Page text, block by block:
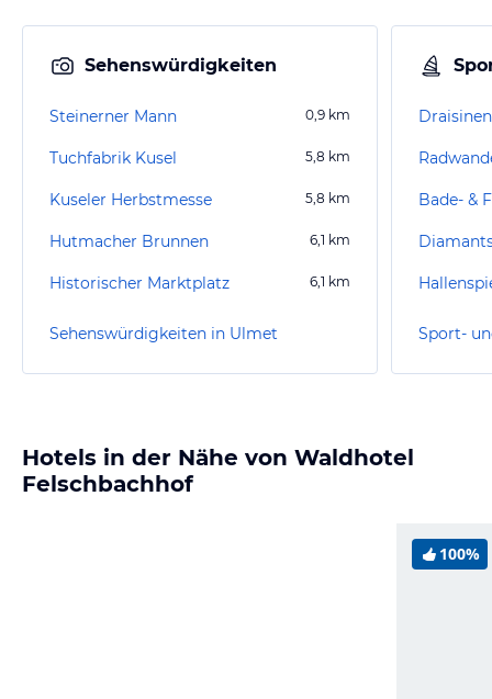
Sehenswürdigkeiten
Steinerner Mann 0,9 km
Tuchfabrik Kusel 5,8 km
Kuseler Herbstmesse 5,8 km
Hutmacher Brunnen 6,1 km
Historischer Marktplatz 6,1 km
Sehenswürdigkeiten in Ulmet
Bade- &
Sport-
Hotels in der Nähe von Waldhotel
Felschbachhof
100%